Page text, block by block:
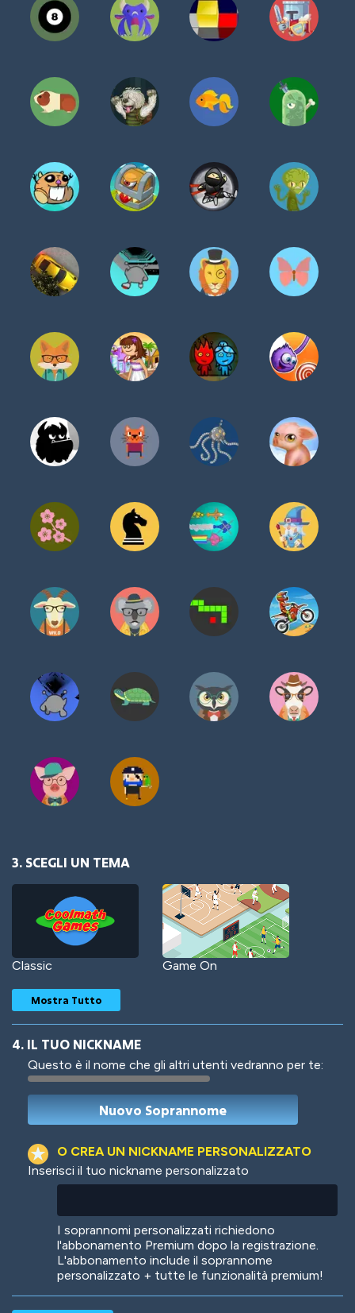
3. SCEGLI UN TEMA
Classic Game On
Woof Jungle Cats
Mostra Tutto
4. IL TUO NICKNAME
Questo è il nome che gli altri utenti vedranno per te:
O CREA UN NICKNAME PERSONALIZZATO
Inserisci il tuo nickname personalizzato
I soprannomi personalizzati richiedono
l'abbonamento Premium dopo la registrazione.
L'abbonamento include il soprannome
personalizzato + tutte le funzionalità premium!